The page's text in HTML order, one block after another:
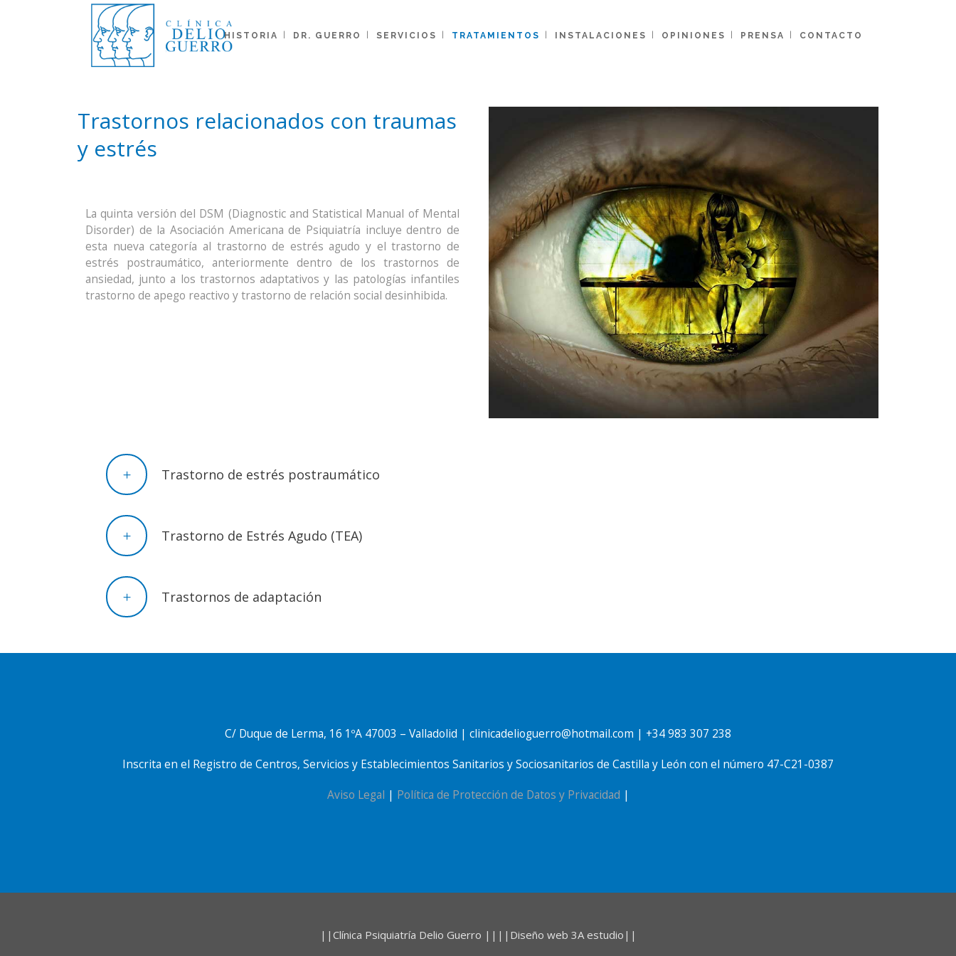
HISTORIA DR. GUERRO SERVICIOS TRATAMIENTOS INSTALACIONES OPINIONES PRENSA CONTACTO
Trastornos relacionados con traumas
y estrés
La quinta versión del DSM (Diagnostic and Statistical Manual of Mental
Disorder) de la Asociación Americana de Psiquiatría incluye dentro de
esta nueva categoría al trastorno de estrés agudo y el trastorno de
estrés postraumático, anteriormente dentro de los trastornos de
ansiedad, junto a los trastornos adaptativos y las patologías infantiles
trastorno de apego reactivo y trastorno de relación social desinhibida.
Trastorno de estrés postraumático
Trastorno de Estrés Agudo (TEA)
Trastornos de adaptación
C/ Duque de Lerma, 16 1ºA 47003 – Valladolid | clinicadelioguerro@hotmail.com | +34983 307 238
Inscrita en el Registro de Centros, Servicios y Establecimientos Sanitarios y Sociosanitarios de Castilla y León con el número 47-C21-0387
Aviso Legal | Política de Protección de Datos y Privacidad |
|| Clínica Psiquiatría Delio Guerro |||| Diseño web 3A estudio ||